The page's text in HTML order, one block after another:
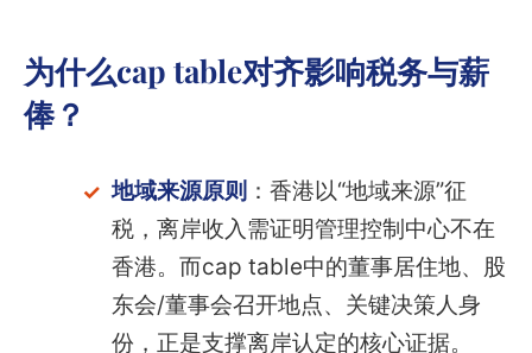
为什么cap table对齐影响税务与薪
俸？
地域来源原则 ：香港以“地域来源”征
税，离岸收入需证明管理控制中心不在
香港。而cap table中的董事居住地、股
东会/董事会召开地点、关键决策人身
份，正是支撑离岸认定的核心证据。